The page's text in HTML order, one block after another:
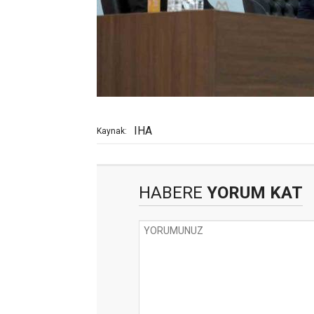
Kaynak: IHA
HABERE YORUM KAT